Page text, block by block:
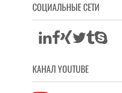
СОЦИАЛЬНЫЕ СЕТИ
КАНАЛ YOUTUBE